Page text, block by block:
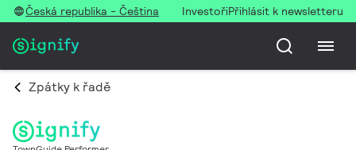
Česká republika - Čeština InvestořiPřihlásit k newsletteru
Zpátky k řadě